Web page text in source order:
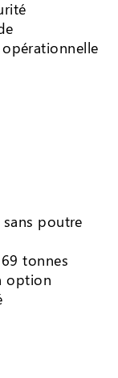
poutre
tonnes
option